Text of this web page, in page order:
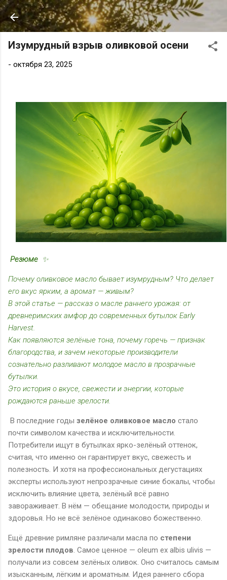
К основному контенту
Изумрудный взрыв оливковой осени
- октября 23, 2025
Резюме ✨
Почему оливковое масло бывает изумрудным? Что делает
его вкус ярким, а аромат — живым?
В этой статье — рассказ о масле раннего урожая: от
древнеримских амфор до современных бутылок Early
Harvest.
Как появляются зелёные тона, почему горечь — признак
благородства, и зачем некоторые производители
сознательно разливают молодое масло в прозрачные
бутылки.
Это история о вкусе, свежести и энергии, которые
рождаются раньше зрелости.
В последние годы зелёное оливковое масло стало
почти символом качества и исключительности.
Потребители ищут в бутылках ярко-зелёный оттенок,
считая, что именно он гарантирует вкус, свежесть и
полезность. И хотя на профессиональных дегустациях
эксперты используют непрозрачные синие бокалы, чтобы
исключить влияние цвета, зелёный всё равно
завораживает. В нём — обещание молодости, природы и
здоровья. Но не всё зелёное одинаково божественно.
Ещё древние римляне различали масла по степени
зрелости плодов. Самое ценное — oleum ex albis ulivis —
получали из совсем зелёных оливок. Оно считалось самым
изысканным, лёгким и ароматным. Идея раннего сбора